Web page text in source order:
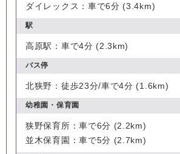
ダイレックス：車で6分 (3.4km)
駅
高原駅：車で4分 (2.3km)
バス停
北狭野：徒歩23分/車で4分 (1.6km)
幼稚園・保育園
狭野保育所：車で6分 (2.2km)
並木保育園：車で5分 (2.7km)